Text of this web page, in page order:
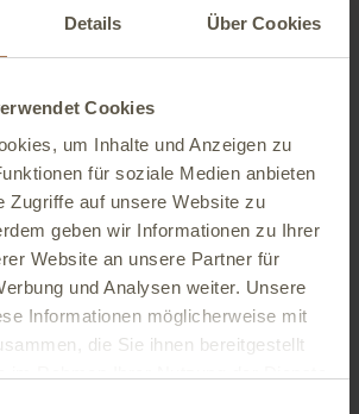
Details Über Cookies
Cookies
um Inhalte und Anzeigen zu
für soziale Medien anbieten
Zugriffe auf unsere Website zu
geben wir Informationen zu Ihrer
Website an unsere Partner für
und Analysen weiter. Unsere
Informationen möglicherweise mit
die Sie ihnen bereitgestellt
Ernährung basiert auf
des Bundesverbandes
weil gerade die Ernährung von
möchten wir auf diesem
darauf finden und zur
Verfügung stellen.